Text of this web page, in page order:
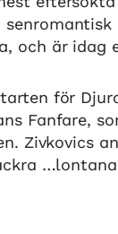
och är idag
för
Fanfare,
Zivkovics